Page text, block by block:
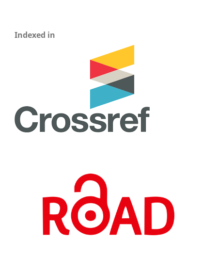
Indexed in